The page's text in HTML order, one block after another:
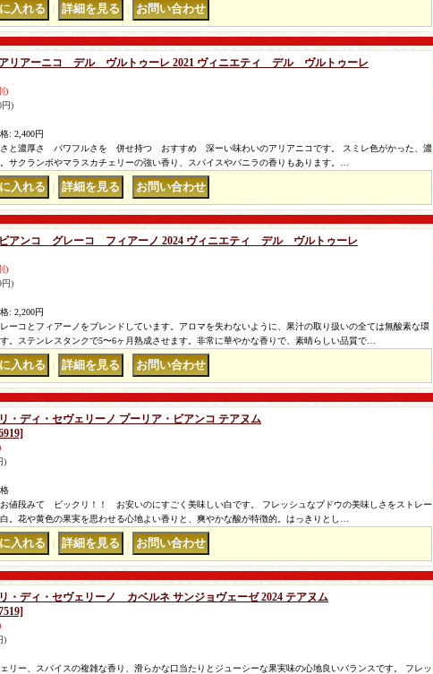
リアーニコ デル ヴルトゥーレ 2021 ヴィニエティ デル ヴルトゥーレ
)
円)
: 2,400円
さと濃厚さ パワフルさを 併せ持つ おすすめ 深ーい味わいのアリアニコです。 スミレ色がかった、濃
サクランボやマラスカチェリーの強い香り、スパイスやバニラの香りもあります。…
アンコ グレーコ フィアーノ 2024 ヴィニエティ デル ヴルトゥーレ
)
円)
: 2,200円
ーコとフィアーノをブレンドしています。アロマを失わないように、果汁の取り扱いの全ては無酸素な環
。ステンレスタンクで5〜6ヶ月熟成させます。非常に華やかな香りで、素晴らしい品質で…
・ディ・セヴェリーノ プーリア・ビアンコ テアヌム
)
値段みて ビックリ！！ お安いのにすごく美味しい白です。 フレッシュなブドウの美味しさをストレー
白。花や黄色の果実を思わせる心地よい香りと、爽やかな酸が特徴的。はっきりとし…
・ディ・セヴェリーノ カベルネ サンジョヴェーゼ 2024 テアヌム
)
リー、スパイスの複雑な香り、滑らかな口当たりとジューシーな果実味の心地良いバランスです。 フレッ